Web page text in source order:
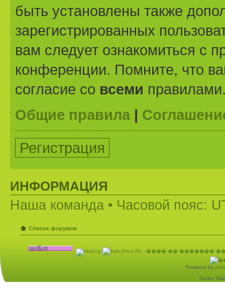
быть установлены также
зарегистрированных
вам следует ознакомиться с
конференции. Помните, что
согласие со всеми
Общие правила |
Регистрация
ИНФОРМАЦИЯ
Наша команда • Часовой пояс:
Список форумов
Powered by
Green